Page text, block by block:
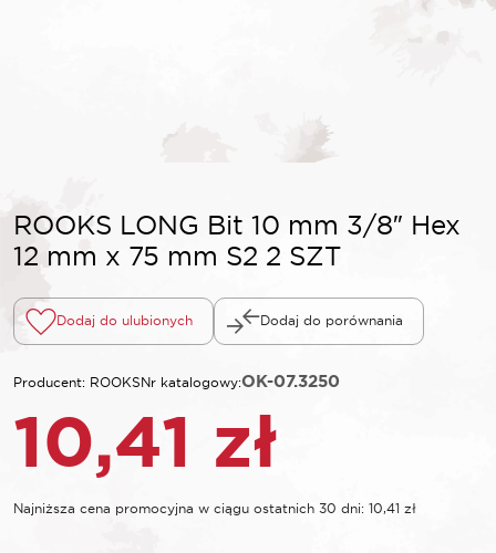
ROOKS LONG Bit 10 mm 3/8″ Hex
12 mm x 75 mm S2 2 SZT
Dodaj do ulubionych Dodaj do porównania
Producent: ROOKSNr katalogowy:OK-07.3250
10,41 zł
Najniższa cena promocyjna w ciągu ostatnich 30 dni: 10,41 zł